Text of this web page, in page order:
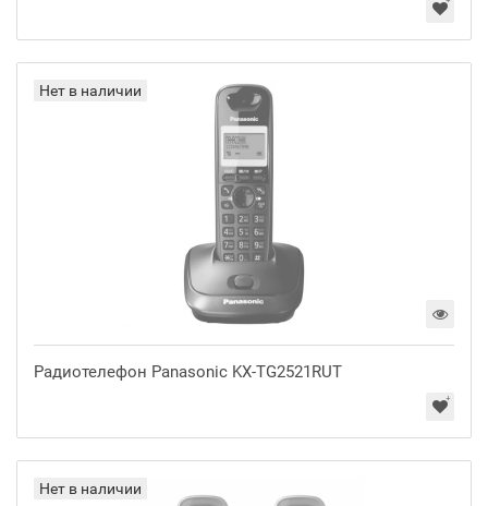
Нет в наличии
Радиотелефон Panasonic KX-TG2521RUT
Нет в наличии